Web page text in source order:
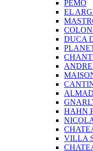
PEMO
EL
DUCA
HAHN
VILLA